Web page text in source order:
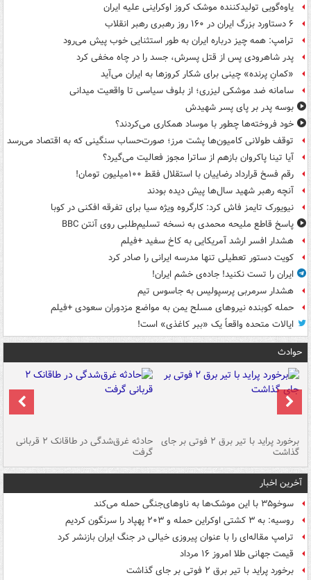
یاوه‌گویی تولیدکننده موشک کروز اوکراینی علیه ایران
۶ دستاورد بزرگ ایران در ۱۶۰ روز رهبری رهبر انقلاب
ترامپ: همه چیز درباره ایران به طور استثنایی خوب پیش می‌رود
پدر شاهرودی پس از قتل پسرش، جسد را در چاه مخفی کرد
«کمانِ پرنده» چینی برای شکار کروزها به ایران می‌آید
سامانه ضد موشکی لیزری؛ از بلوف سیاسی تا واقعیت میدانی
بوسه‌ پدر بر پای پسر شهیدش
خود فروخته‌ها چطور با موساد همکاری می‌کردند؟
توقف طولانی کامیون‌ها پشت مرز؛ صورت‌حساب سنگینی که به اقتصاد می‌رسد
آیا تینا پاکروان بازهم از ساترا مجوز فعالیت می‌گیرد؟
رقم فسخ قرارداد رضاییان با استقلال فقط ۱۰۰میلیون تومان!
آنچه رهبر شهید سال‌ها پیش دیده بودند
نیویورک تایمز فاش کرد: کارگروه ویژه سیا برای تفرقه افکنی در کوبا
پاسخ قاطع ملیحه محمدی به نسخه تسلیم‌طلبی روی آنتن BBC
هشدار افسر ارشد آمریکایی به کاخ سفید +فیلم
کویت دستور تعطیلی تنها مدرسه ایرانی را صادر کرد
ایران را تست نکنید! جاده‌ی خشم ایران!
هشدار سرمربی پرسپولیس به جاسوس تیم
حمله کوبنده نیروهای مسلح یمن به مواضع مزدوران سعودی +فیلم
ایالات متحده واقعاً یک «ببر کاغذی» است!
حوادث
برخورد پراید با تیر برق ۲ فوتی بر جای
گذاشت
حادثه غرق‌شدگی در طاقانک ۲ قربانی
گرفت
آخرین اخبار
سوخو۳۵ با این موشک‌ها به ناوهای‌جنگی حمله می‌کند
روسیه: به ۳ کشتی اوکراین حمله و ۲۰۳ پهپاد را سرنگون کردیم
ترامپ مقاله‌ای را با عنوان پیروزی خیالی در جنگ ایران بازنشر کرد
قیمت جهانی طلا امروز ۱۶ مرداد
برخورد پراید با تیر برق ۲ فوتی بر جای گذاشت